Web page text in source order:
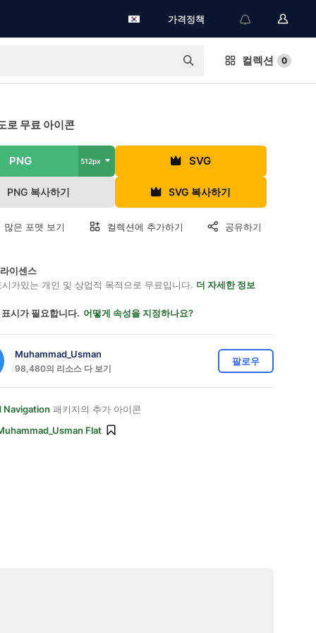
가격정책
컬렉션 0
로 무료 아이콘
PNG 512px SVG
PNG 복사하기 SVG 복사하기
많은 포맷 보기 컬렉션에 추가하기 공유하기
이센스
가있는 개인 및 상업적 목적으로 무료입니다. 더 자세한 정보
시가 필요합니다. 어떻게 속성을 지정하나요?
Muhammad_Usman
98,480의 리소스 다 보기
팔로우
Navigation 패키지의 추가 아이콘
Flat